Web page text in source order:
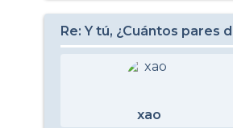
Re: Y tú, ¿Cuántos pares
xao